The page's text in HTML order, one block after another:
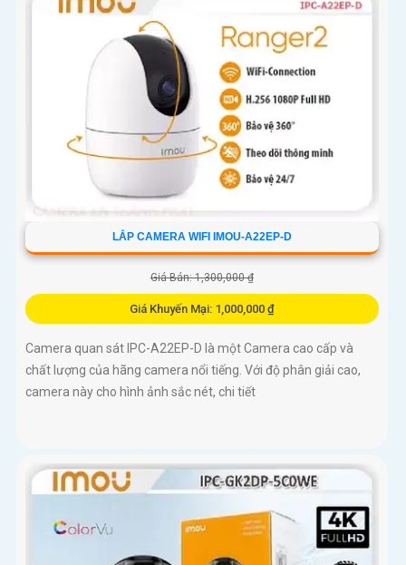
LẮP CAMERA WIFI IMOU-A22EP-D
Giá Bán: 1,300,000 ₫
Giá Khuyến Mại: 1,000,000 ₫
Camera quan sát IPC-A22EP-D là một Camera cao cấp và
chất lượng của hãng camera nổi tiếng. Với độ phân giải cao,
camera này cho hình ảnh sắc nét, chi tiết